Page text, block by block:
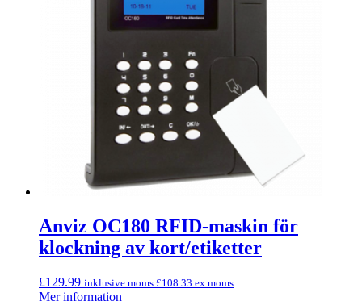
Anviz OC180 RFID-maskin för
klockning av kort/etiketter
£129.99 inklusive moms £108.33 ex.moms
Mer information